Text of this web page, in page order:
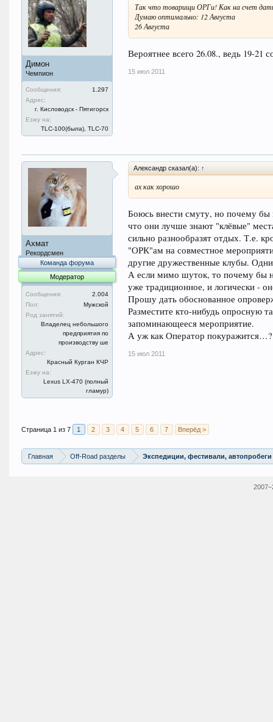
Димон
Чемпион
Сообщения:
1.297
Адрес:
г. Кисловодск - Пятигорск
Езжу на:
TLC-100(была), TLC-70
Так что товарищи ОРГи! Как на счет
Думаю оптимально: 12 Августа
26 Августа
Вероятнее всего 26.08., ведь 19-21
15 июл 2011
Ахмат
Рекордсмен
Команда форума
Модератор
Сообщения:
2.004
Пол:
Мужской
Род занятий:
Владелец небольшого
предприятия по
производству ше
Адрес:
Красный Курган КЧР
Езжу на:
Lexus LX-470 (полный
гламур)
Александр сказал(а): ↑
ах как хорошо
Боюсь внести смуту, но почему бы
что они лучше знают "клёвые"
сильно разнообразят отдых. Т.е.
"ОРК"ам на совместное
другие дружественные клубы.
А если мимо шуток, то почему бы
уже традиционное, и логически -
Прошу дать обоснованное
Разместите кто-нибудь опросную
запоминающееся мероприятие.
А уж как Оператор
15 июл 2011
Страница 1 из 7 1 2 3 4 5 6 7 Вперёд >
Главная Off-Road разделы Экспедиции, фестивали, автопробеги
2007–